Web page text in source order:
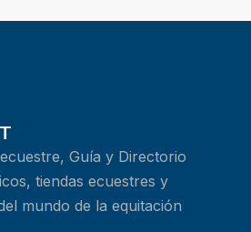
Guía y Directorio
tiendas ecuestres y
mundo de la equitación